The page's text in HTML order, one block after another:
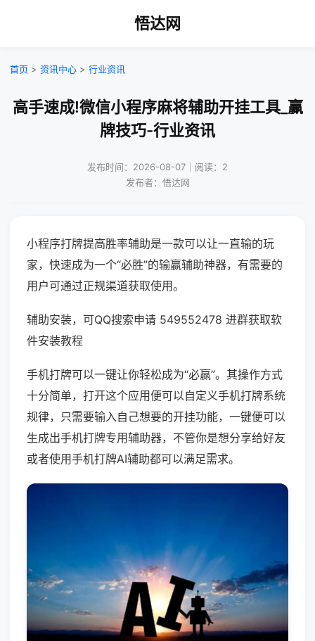
悟达网
首页 > 资讯中心 > 行业资讯
高手速成!微信小程序麻将辅助开挂工具_赢
牌技巧-行业资讯
发布时间：2026-08-07｜阅读：2
发布者：悟达网
小程序打牌提高胜率辅助是一款可以让一直输的玩
家，快速成为一个“必胜”的输赢辅助神器，有需要的
用户可通过正规渠道获取使用。
辅助安装，可QQ搜索申请 549552478 进群获取软
件安装教程
手机打牌可以一键让你轻松成为“必赢”。其操作方式
十分简单，打开这个应用便可以自定义手机打牌系统
规律，只需要输入自己想要的开挂功能，一键便可以
生成出手机打牌专用辅助器，不管你是想分享给好友
或者使用手机打牌AI辅助都可以满足需求。